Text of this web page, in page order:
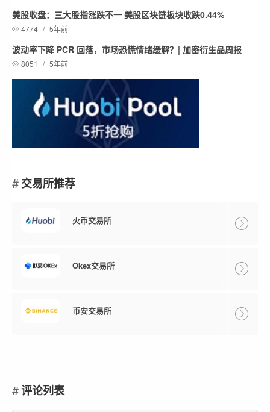
美股收盘：三大股指涨跌不一 美股区块链板块收跌0.44%
4774 / 5年前
波动率下降 PCR 回落，市场恐慌情绪缓解？| 加密衍生品周报
8051 / 5年前
交易所推荐
火币交易所
Okex交易所
币安交易所
评论列表